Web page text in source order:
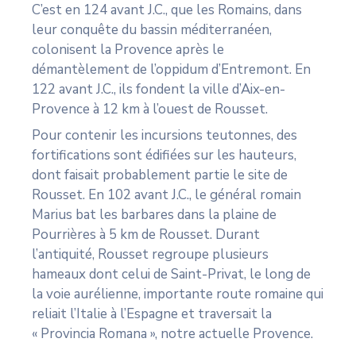
C’est en 124 avant J.C., que les Romains, dans
leur conquête du bassin méditerranéen,
colonisent la Provence après le
démantèlement de l’oppidum d’Entremont. En
122 avant J.C., ils fondent la ville d’Aix-en-
Provence à 12 km à l’ouest de Rousset.
Pour contenir les incursions teutonnes, des
fortifications sont édifiées sur les hauteurs,
dont faisait probablement partie le site de
Rousset. En 102 avant J.C., le général romain
Marius bat les barbares dans la plaine de
Pourrières à 5 km de Rousset. Durant
l’antiquité, Rousset regroupe plusieurs
hameaux dont celui de Saint-Privat, le long de
la voie aurélienne, importante route romaine qui
reliait l’Italie à l’Espagne et traversait la
« Provincia Romana », notre actuelle Provence.